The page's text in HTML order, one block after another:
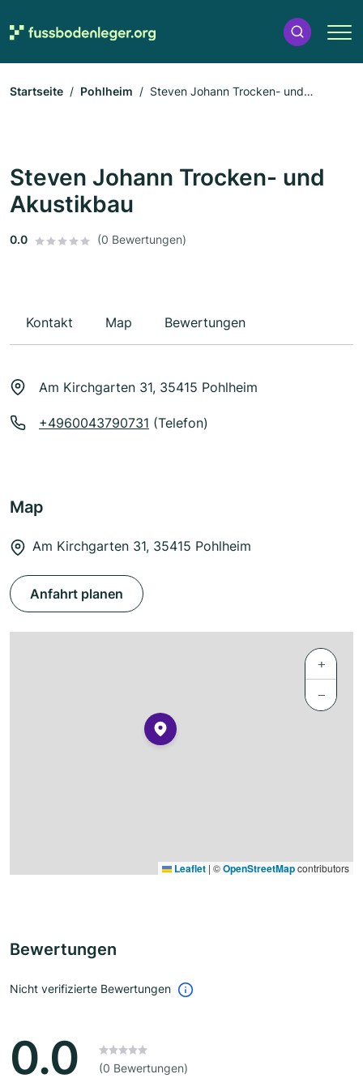
Startseite Pohlheim
Steven Johann Trocken- und
Steven Johann Trocken- und
Akustikbau
0.0 (0 Bewertungen)
Kontakt Map Bewertungen
Am Kirchgarten 31, 35415 Pohlheim
+4960043790731 (Telefon)
Map
Am Kirchgarten 31, 35415 Pohlheim
Anfahrt planen
+
−
Leaflet | ©OpenStreetMapcontributors
Bewertungen
Nicht verifizierte Bewertungen
0.0 (0 Bewertungen)